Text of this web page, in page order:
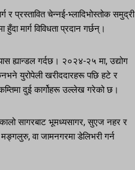
र प्रस्तावित चेन्नई-भ्लादिभोस्तोक समुद्री
मार्ग विविधता प्रदान गर्छन्।
ह्यान्डल गर्दछ। २०२४-२५ मा, उद्योग
युरोपेली खरीददारहरू पछि हटे र
दुई कार्गोहरू उल्लेख गरेको छ।
कालो सागरबाट भूमध्यसागर, सुएज नहर र
वा जामनगरमा डेलिभरी गर्न